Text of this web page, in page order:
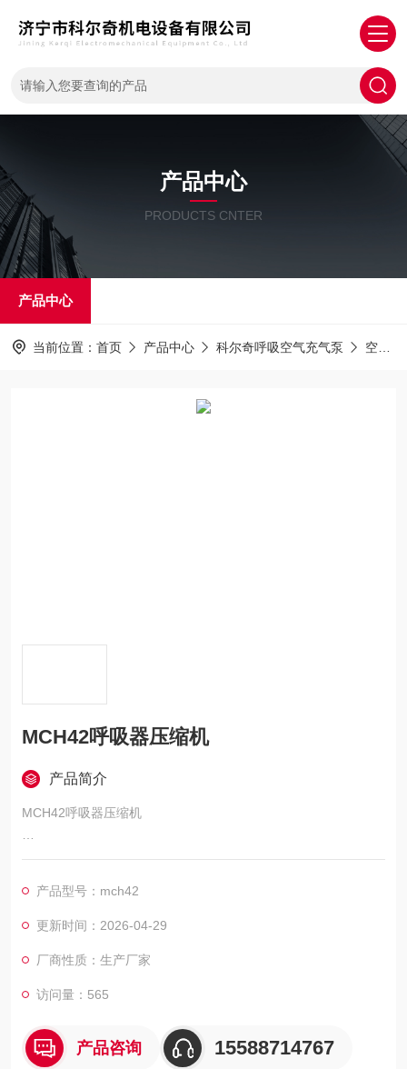
产品中心
PRODUCTS CNTER
产品中心
当前位置： 首页 产品中心 科尔奇呼吸空气充气泵 空气压缩机
MCH42呼吸器压缩机
产品简介
MCH42呼吸器压缩机
型号：MCH42 OPEN VM
名称：呼吸器压缩机
产品型号：mch42
更新时间：2026-04-29
厂商性质：生产厂家
访问量：565
产品咨询 15588714767